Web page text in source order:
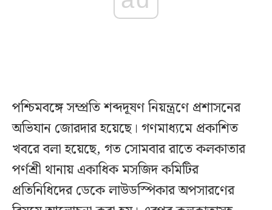
পশ্চিমবঙ্গে সম্প্রতি শব্দদূষণ নিয়ন্ত্রণে প্রশাসনের
অভিযান জোরদার হয়েছে। গণমাধ্যমে প্রকাশিত
খবরে বলা হয়েছে, গত সোমবার রাতে কলকাতার
পর্ণশ্রী থানায় একাধিক মসজিদ কমিটির
প্রতিনিধিদের ডেকে লাউডস্পিকার অপসারণের